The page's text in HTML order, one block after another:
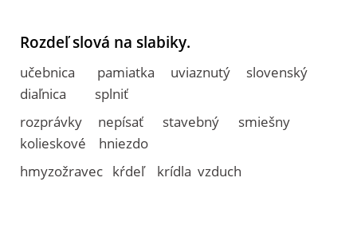
Rozdeľ slová na slabiky.
učebnica pamiatka uviaznutý slovenský
diaľnica splniť
rozprávky nepísať stavebný smiešny
kolieskové hniezdo
hmyzožravec kŕdeľ krídla vzduch